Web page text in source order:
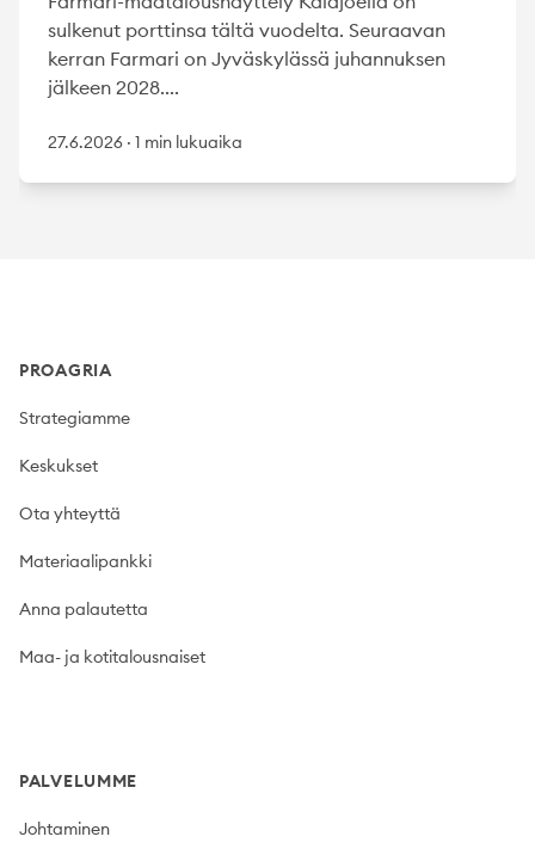
sulkenut porttinsa tältä vuodelta. Seuraavan
kerran Farmari on Jyväskylässä juhannuksen
jälkeen 2028....
27.6.2026 · 1 min lukuaika
PROAGRIA
Strategiamme
Keskukset
Ota yhteyttä
Materiaalipankki
Anna palautetta
Maa- ja kotitalousnaiset
PALVELUMME
Johtaminen